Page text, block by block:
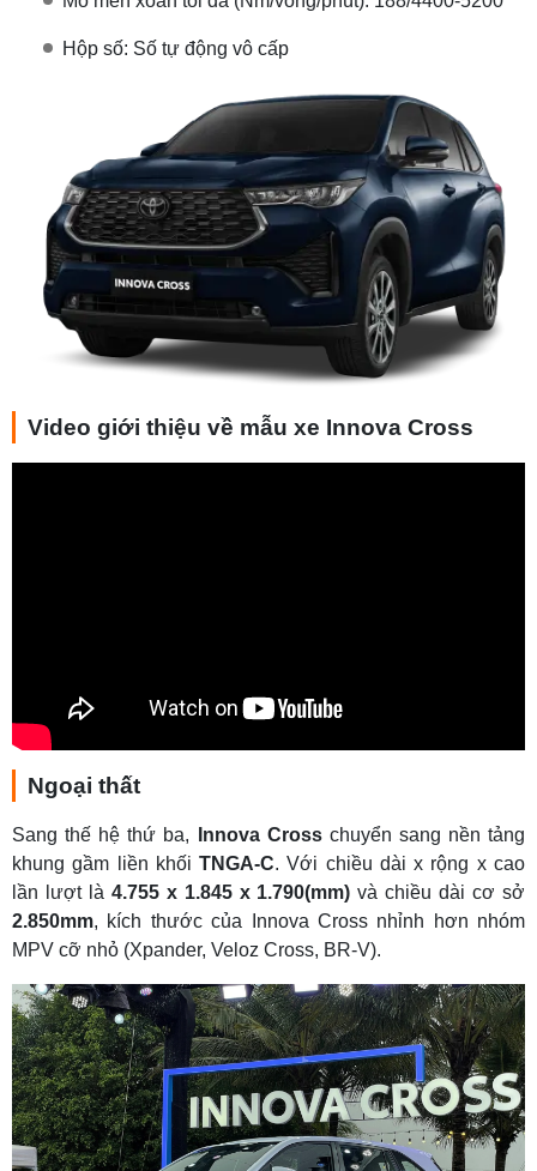
Hộp số: Số tự động vô cấp
Video giới thiệu về mẫu xe Innova Cross
Ngoại thất
Sang thế hệ thứ ba, Innova Crosschuyển sang nền tảng
khung gầm liền khốiTNGA-C. Với chiều dài x rộng x cao
lần lượt là 4.755 x 1.845 x 1.790(mm) và chiều dài cơ sở
2.850mm, kích thước của Innova Cross nhỉnh hơn nhóm
MPV cỡ nhỏ (Xpander, Veloz Cross, BR-V).